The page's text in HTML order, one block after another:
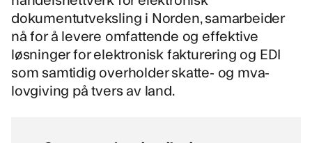
dokumentutveksling i Norden, samarbeider
nå for å levere omfattende og effektive
løsninger for elektronisk fakturering og EDI
som samtidig overholder skatte- og mva-
lovgiving på tvers av land.